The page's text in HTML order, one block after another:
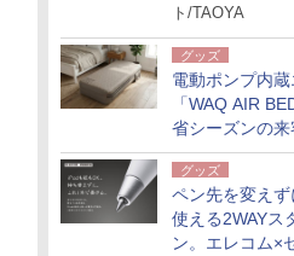
食べ放題に
ト/TAOYA
グッズ
電動ポンプ内
「WAQ AIR
省シーズンの来
も。使用後は
ンパクトに保管
グッズ
ペン先を変え
使える2WAYス
ン。エレコム×